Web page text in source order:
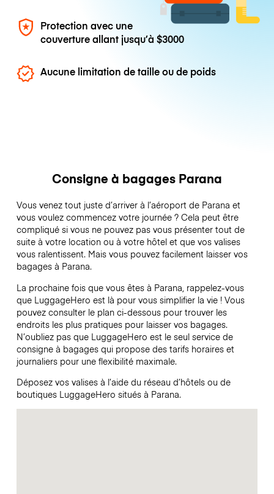
Protection avec une
couverture allant jusqu’à$3000
Aucune limitation de taille ou de poids
Consigne à bagages Parana
Vous venez tout juste d’arriver à l’aéroport de Parana et
vous voulez commencez votre journée ? Cela peut être
compliqué si vous ne pouvez pas vous présenter tout de
suite à votre location ou à votre hôtel et que vos valises
vous ralentissent. Mais vous pouvez facilement laisser vos
bagages à Parana.
La prochaine fois que vous êtes à Parana, rappelez-vous
que LuggageHero est là pour vous simplifier la vie ! Vous
pouvez consulter le plan ci-dessous pour trouver les
endroits les plus pratiques pour laisser vos bagages.
N’oubliez pas que LuggageHero est le seul service de
consigne à bagages qui propose des tarifs horaires et
journaliers pour une flexibilité maximale.
Déposez vos valises à l’aide du réseau d’hôtels ou de
boutiques LuggageHero situés à Parana.